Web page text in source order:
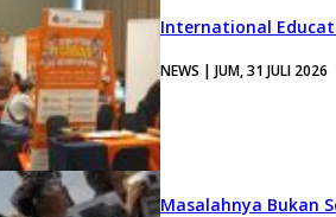
International
NEWS | JUM, 31 JULI 2026
Masalahnya Bukan